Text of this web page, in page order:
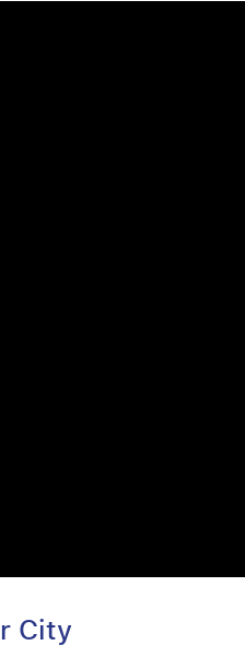
City